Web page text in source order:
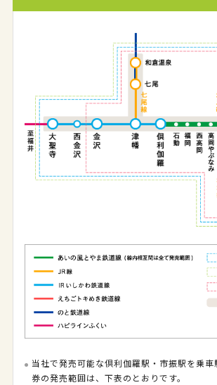
当社で発売可能な倶利伽羅駅・市振駅を乗車
券の発売範囲は、下表のとおりです。